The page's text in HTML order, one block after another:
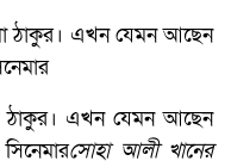
ঠাকুর। এখন যেমন আছেন
সোহা আলী খানের